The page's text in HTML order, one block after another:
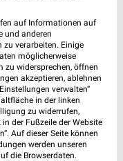
| Geöffnet
auf Informationen auf
und anderen
zu verarbeiten. Einige
möglicherweise
zu widersprechen, öffnen
akzeptieren, ablehnen
verwalten“
in der linken
zu widerrufen,
der Fußzeile der Website
Auf dieser Seite können
werden unseren
die Browserdaten.